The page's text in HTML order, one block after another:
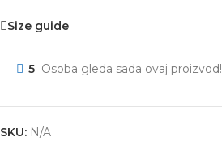
Size guide
5 Osoba gleda sada ovaj proizvod!
SKU: N/A